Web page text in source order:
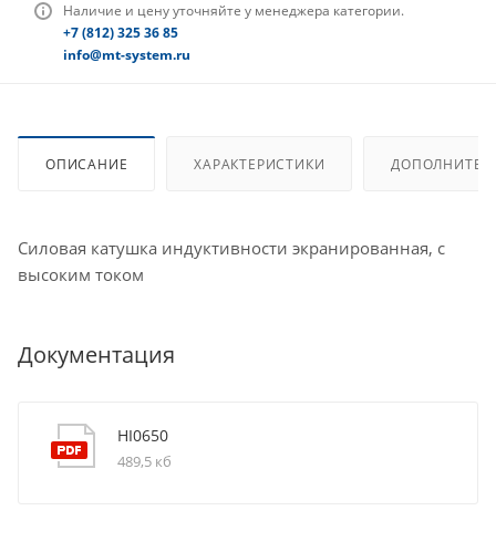
Наличие и цену уточняйте у менеджера категории.
+7 (812) 325 36 85
info@mt-system.ru
ОПИСАНИЕ ХАРАКТЕРИСТИКИ
Силовая катушка индуктивности экранированная, с
высоким током
Документация
HI0650
489,5 кб